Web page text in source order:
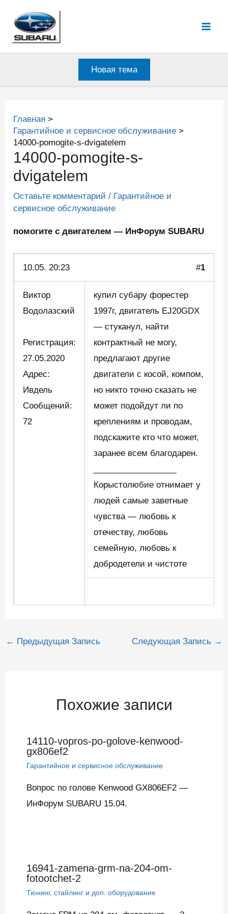
содержимому
Новая тема
Главная
Гарантийное и сервисное обслуживание
14000-pomogite-s-dvigatelem
14000-pomogite-s-
dvigatelem
Оставьте комментарий / Гарантийное и
сервисное обслуживание
помогите с двигателем — ИнФорум SUBARU
10.05. 20:23 #1
Виктор
Водолазский
Регистрация:
27.05.2020
Адрес:
Ивдель
Сообщений:
72
купил субару форестер
1997г, двигатель EJ20GDX
— стуканул, найти
контрактный не могу,
предлагают другие
двигатели с косой, компом,
но никто точно сказать не
может подойдут ли по
креплениям и проводам,
подскажите кто что может,
заранее всем благодарен.
Корыстолюбие отнимает у
людей самые заветные
чувства — любовь к
отечеству, любовь
семейную, любовь к
добродетели и чистоте
Навигация
← Предыдущая Запись Следующая Запись →
Похожие записи
14110-vopros-po-golove-kenwood-
gx806ef2
Гарантийное и сервисное обслуживание
Вопрос по голове Kenwood GX806EF2 —
ИнФорум SUBARU 15.04.
16941-zamena-grm-na-204-om-
fotootchet-2
Тюнинг, стайлинг и доп. оборудование